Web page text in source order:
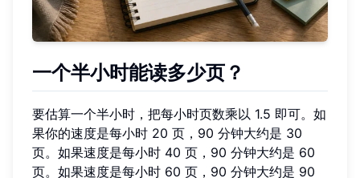
一个半小时能读多少页？
要估算一个半小时，把每小时页数乘以 1.5 即可。如
果你的速度是每小时 20 页，90 分钟大约是 30
页。如果速度是每小时 40 页，90 分钟大约是 60
页。如果速度是每小时 60 页，90 分钟大约是 90